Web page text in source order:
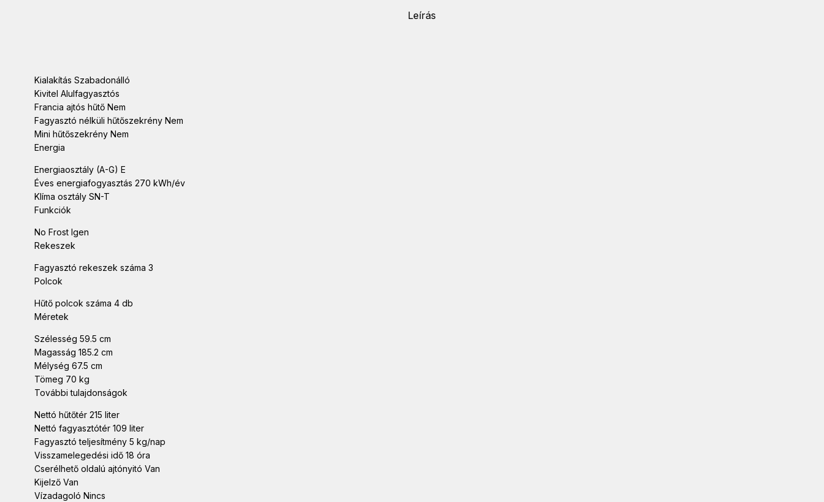
Leírás
Kialakítás Szabadonálló
Kivitel Alulfagyasztós
Francia ajtós hűtő Nem
Fagyasztó nélküli hűtőszekrény Nem
Mini hűtőszekrény Nem
Energia
Energiaosztály (A-G) E
Éves energiafogyasztás 270 kWh/év
Klíma osztály SN-T
Funkciók
No Frost Igen
Rekeszek
Fagyasztó rekeszek száma 3
Polcok
Hűtő polcok száma 4 db
Méretek
Szélesség 59.5 cm
Magasság 185.2 cm
Mélység 67.5 cm
Tömeg 70 kg
További tulajdonságok
Nettó hűtőtér 215 liter
Nettó fagyasztótér 109 liter
Fagyasztó teljesítmény 5 kg/nap
Visszamelegedési idő 18 óra
Cserélhető oldalú ajtónyitó Van
Kijelző Van
Vízadagoló Nincs